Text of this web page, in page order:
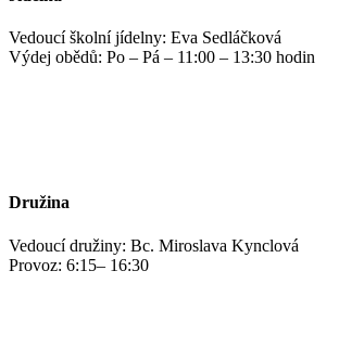
Vedoucí školní jídelny: Eva Sedláčková
Výdej obědů: Po – Pá – 11:00 – 13:30 hodin
Družina
Vedoucí družiny: Bc. Miroslava Kynclová
Provoz: 6:15– 16:30